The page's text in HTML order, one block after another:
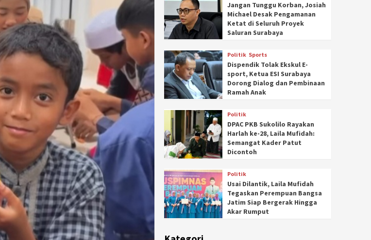
Jangan Tunggu Korban, Josiah
Michael Desak Pengamanan
Ketat di Seluruh Proyek
Saluran Surabaya
Politik Sports
Dispendik Tolak Ekskul E-
sport, Ketua ESI Surabaya
Dorong Dialog dan Pembinaan
Ramah Anak
Politik
DPAC PKB Sukolilo Rayakan
Harlah ke-28, Laila Mufidah:
Semangat Kader Patut
Dicontoh
Politik
Usai Dilantik, Laila Mufidah
Tegaskan Perempuan Bangsa
Jatim Siap Bergerak Hingga
Akar Rumput